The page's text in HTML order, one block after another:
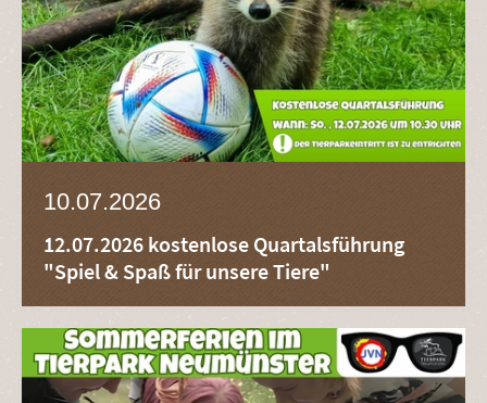
10.07.2026
12.07.2026 kostenlose Quartalsführung
"Spiel & Spaß für unsere Tiere"